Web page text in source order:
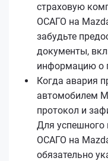
страховую
ОСАГО на
забудьте
документы,
информацию о
Когда авария
автомобилем
протокол и
Для успешного
ОСАГО на
обязательно